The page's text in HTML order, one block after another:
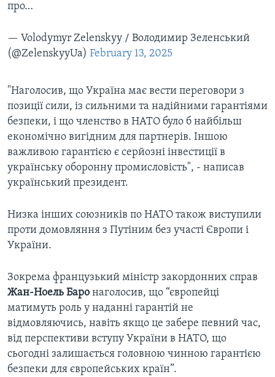
про…
— Volodymyr Zelenskyy / Володимир Зеленський
(@ZelenskyyUa) February 13, 2025
"Наголосив, що Україна має вести переговори з
позиції сили, із сильними та надійними гарантіями
безпеки, і що членство в НАТО було б найбільш
економічно вигідним для партнерів. Іншою
важливою гарантією є серйозні інвестиції в
українську оборонну промисловість", - написав
український президент.
Низка інших союзників по НАТО також виступили
проти домовляння з Путіним без участі Європи і
України.
Зокрема французький міністр закордонних справ
Жан-Ноель Баро наголосив, що “європейці
матимуть роль у наданні гарантій не
відмовляючись, навіть якщо це забере певний час,
від перспективи вступу України в НАТО, що
сьогодні залишається головною чинною гарантією
безпеки для європейських країн”.